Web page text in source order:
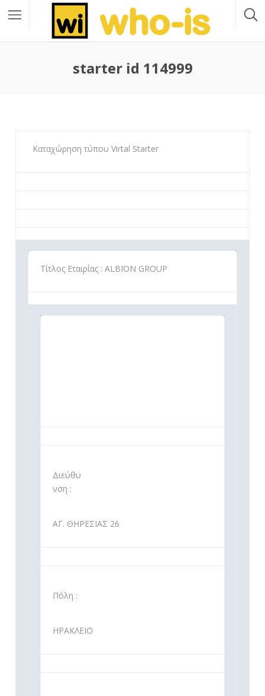
starter id 114999
Καταχώρηση τύπου Virtal Starter
Τίτλος Εταιρίας : ALBION GROUP
Διεύθυ
νση :
ΑΓ. ΘΗΡΕΣΙΑΣ 26
Πόλη :
ΗΡΑΚΛΕΙΟ